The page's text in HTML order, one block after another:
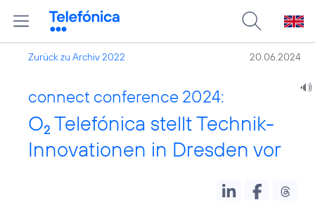
Zurück zu Archiv 2022 20.06.2024
connect conference 2024:
O2 Telefónica stellt Technik-
Innovationen in Dresden vor